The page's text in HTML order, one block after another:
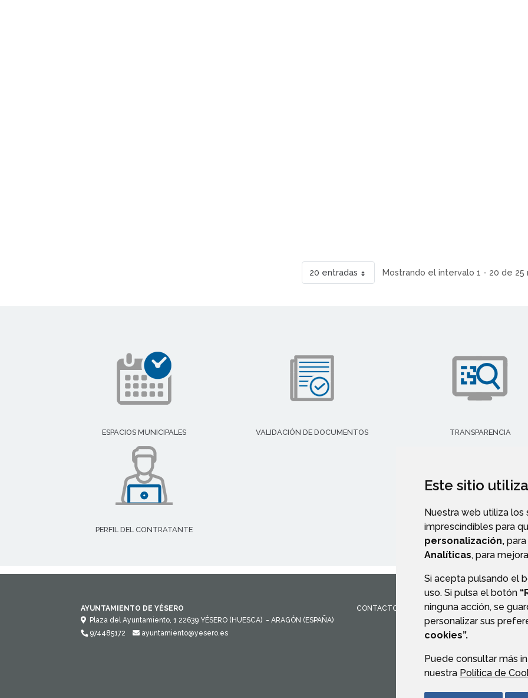
Este sitio
Nuestra web utiliza los
imprescindibles para
personalización,
Analíticas, para
Si acepta pulsando el
uso. Si pulsa el botón
ninguna acción, se
personalizar sus
cookies”.
Puede consultar más
nuestra Política de
20 entradas Mostrando el intervalo 1 - 20 de 25
ESPACIOS MUNICIPALES VALIDACIÓN DE DOCUMENTOS TRANSPARENCIA
PERFIL DEL CONTRATANTE
AYUNTAMIENTO DE YÉSERO
Plaza del Ayuntamiento, 1 22639 YÉSERO (HUESCA) - ARAGÓN (ESPAÑA)
974485172
ayuntamiento@yesero.es
CONTACTO MAPA WEB AVISO LEGAL